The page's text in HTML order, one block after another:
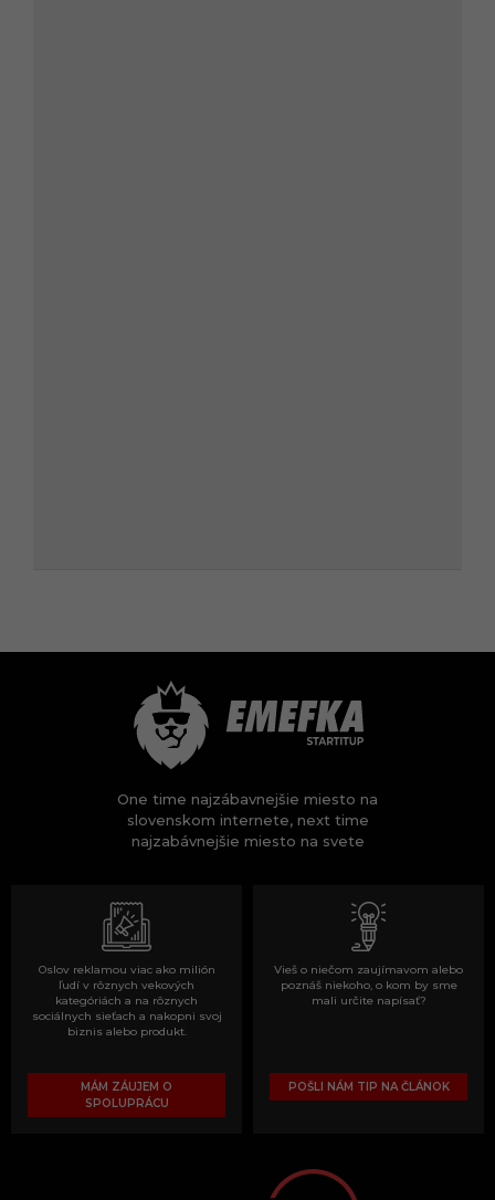
One time najzábavnejšie miesto na
slovenskom internete, next time
najzabávnejšie miesto na svete
Oslov reklamou viac ako milión
ľudí v rôznych vekových
kategóriách a na rôznych
sociálnych sieťach a nakopni svoj
biznis alebo produkt.
MÁM ZÁUJEM O
SPOLUPRÁCU
Vieš o niečom zaujímavom alebo
poznáš niekoho, o kom by sme
mali určite napísať?
POŠLI NÁM TIP NA ČLÁNOK